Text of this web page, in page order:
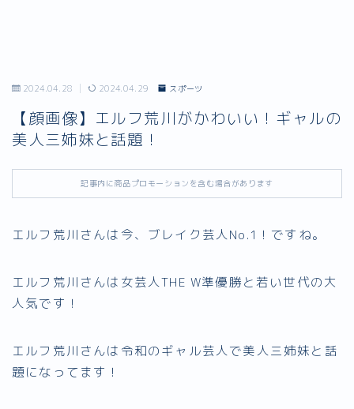
2024.04.28 2024.04.29 スポーツ
【顔画像】エルフ荒川がかわいい！ギャルの
美人三姉妹と話題！
記事内に商品プロモーションを含む場合があります
エルフ荒川さんは今、ブレイク芸人No.1！ですね。
エルフ荒川さんは女芸人THE W準優勝と若い世代の大
人気です！
エルフ荒川さんは令和のギャル芸人で美人三姉妹と話
題になってます！